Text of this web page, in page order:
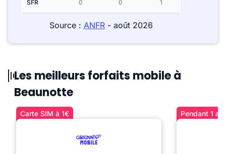
SFR 0 0 1
Source : ANFR- août 2026
Les meilleurs forfaits mobile à
Beaunotte
Carte SIM à 1€ Pendant 1